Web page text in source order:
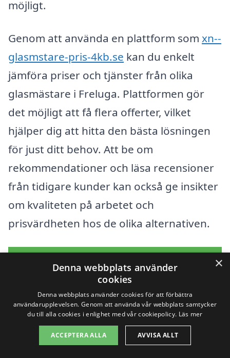
möjligt.
Genom att använda en plattform som xn--
glasmstare-pris-4kb.se kan du enkelt
jämföra priser och tjänster från olika
glasmästare i Freluga. Plattformen gör
det möjligt att få flera offerter, vilket
hjälper dig att hitta den bästa lösningen
för just ditt behov. Att be om
rekommendationer och läsa recensioner
från tidigare kunder kan också ge insikter
om kvaliteten på arbetet och
prisvärdheten hos de olika alternativen.
Sök efter en
×
Denna webbplats använder
cookies
Denna webbplats använder cookies för att förbättra
användarupplevelsen. Genom att använda vår webbplats samtycker
du till alla cookies i enlighet med vår cookiepolicy. Läs mer
ACCEPTERA ALLA AVVISA ALLT